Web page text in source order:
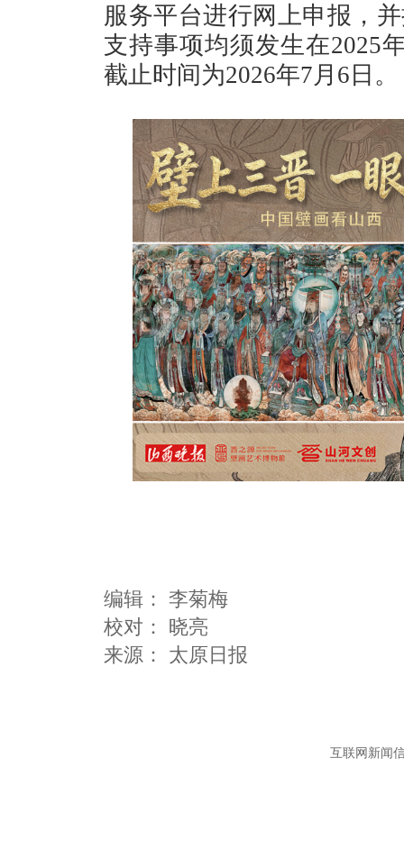
服务平台进行网上申报，
支持事项均须发生在2025
截止时间为2026年7月6日。
编辑： 李菊梅
校对： 晓亮
互联网新闻